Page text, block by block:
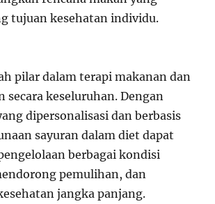
tujuan kesehatan individu.
pilar dalam terapi makanan dan
secara keseluruhan. Dengan
dipersonalisasi dan berbasis
sayuran dalam diet dapat
berbagai kondisi
pemulihan, dan
jangka panjang.